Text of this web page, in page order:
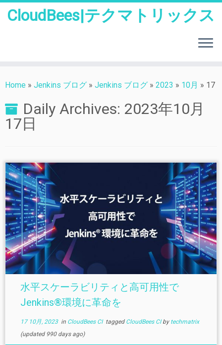
to
CloudBees|テクマトリックス
Home » Jenkins ブログ » Jenkins ブログ » 2023 » 10月 » 17
Daily Archives: 2023年10月
17日
水平スケーラビリティと高可用性で
Jenkins®環境に革命を
17 10月, 2023in CloudBees CI tagged CloudBees CIby techmatrix
(updated 990 days ago)